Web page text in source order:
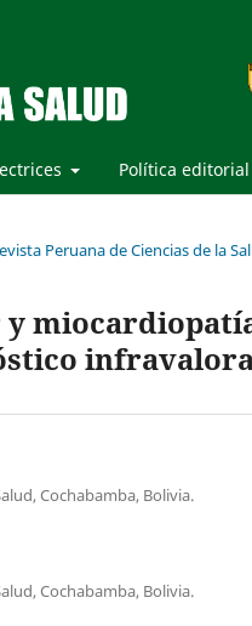
Política editorial
Peruana de Ciencias de la
Cochabamba, Bolivia.
Cochabamba, Bolivia.